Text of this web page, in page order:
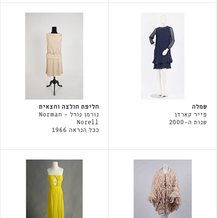
שמלה
פייר קארדן
שנות ה-2000
חליפת חולצה וחצאית
נורמן נורל - Norman
Norell
ככל הנראה 1966